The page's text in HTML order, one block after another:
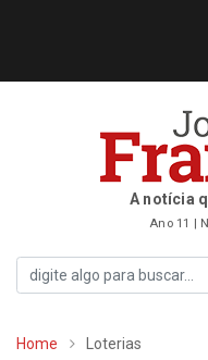
A notícia
Ano 11 |
Home Loterias